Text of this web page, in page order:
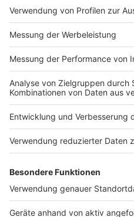
Impressum
Nutzungsbedingungen
Jobs
Presse
Werben
Archiv
ANTENNE BAYERN GROUP